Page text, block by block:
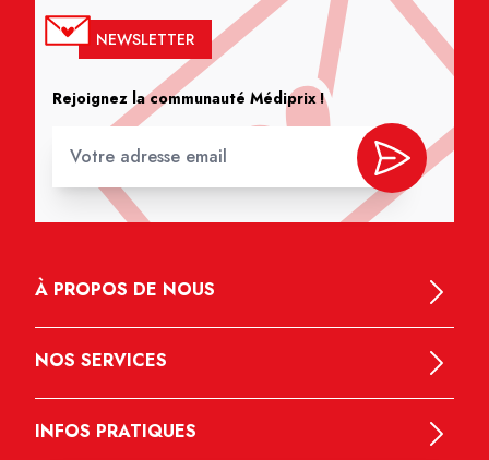
NEWSLETTER
Rejoignez la communauté Médiprix !
À PROPOS DE NOUS
NOS SERVICES
INFOS PRATIQUES